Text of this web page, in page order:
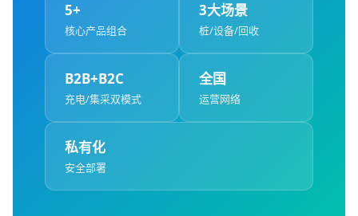
5+
核心产品组合
3大场景
桩/设备/回收
B2B+B2C
充电/集采双模式
全国
运营网络
私有化
安全部署